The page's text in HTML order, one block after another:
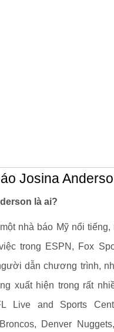
Josina
là ai?
nhà báo Mỹ nổi tiếng,
trong ESPN, Fox
dẫn chương trình,
xuất hiện trong rất
Live and Sports
Denver